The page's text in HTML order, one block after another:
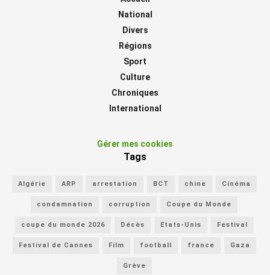
National
Divers
Régions
Sport
Culture
Chroniques
International
Gérer mes cookies
Tags
Algérie ARP arrestation BCT chine Cinéma
condamnation corruption Coupe du Monde
coupe du monde 2026 Décès Etats-Unis Festival
Festival de Cannes Film football france Gaza
Grève